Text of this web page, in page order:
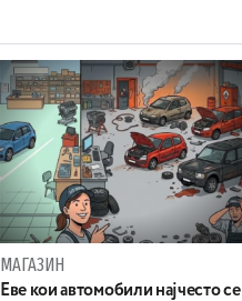
МАГАЗИН
Еве кои автомобили најчесто се